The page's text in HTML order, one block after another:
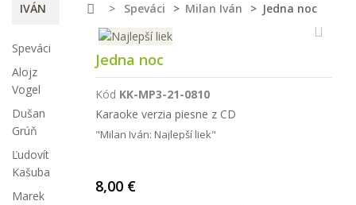
IVÁN
Speváci
Alojz
Vogel
Dušan
Grúň
Ľudovít
Kašuba
Marek
>
Speváci > Milan Iván > Jedna noc
Jedna noc
Kód KK-MP3-21-0810
Karaoke verzia piesne z CD
"Milan Iván: Najlepší liek"
8,00 €